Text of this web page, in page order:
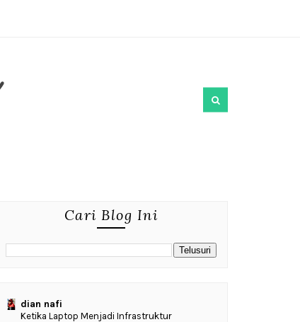
Cari Blog Ini
dian nafi
Ketika Laptop Menjadi Infrastruktur